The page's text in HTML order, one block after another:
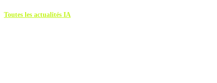
Toutes les actualités IA